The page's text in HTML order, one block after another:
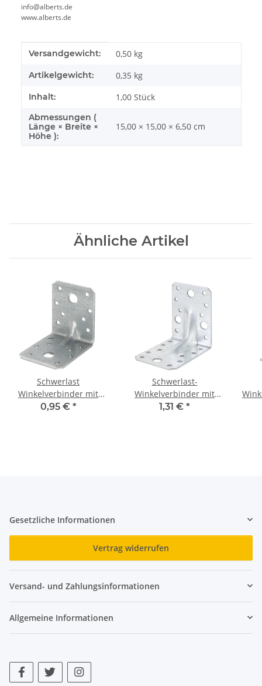
info@alberts.de
www.alberts.de
Produkteigenschaft
Wert
Versandgewicht: 0,50 kg
Artikelgewicht: 0,35 kg
Inhalt: 1,00 Stück
Abmessungen (
Länge × Breite ×
Höhe ):
15,00 × 15,00 × 6,50 cm
Ähnliche Artikel
Schwerlast
Winkelverbinder mit
Sicke verzinkt 70x70x55
0,95 € *
Schwerlast-
Winkelverbinder mit
Sicke sendzimirverzink
1,31 € *
Gesetzliche Informationen
Vertrag widerrufen
Versand- und Zahlungsinformationen
Allgemeine Informationen